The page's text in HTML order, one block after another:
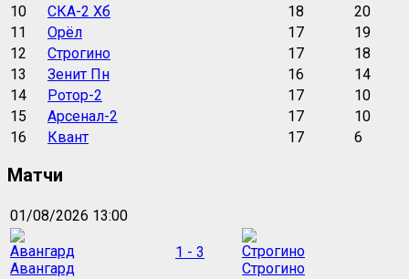
10
СКА-2 Хб 18
20
11
Орёл 17
19
12
Строгино 17
18
13
Зенит Пн 16
14
14
Ротор-2 17
10
15
Арсенал-2 17
10
16
Квант 17 6
Матчи
01/08/2026 13:00
Авангард
1 - 3
Строгино